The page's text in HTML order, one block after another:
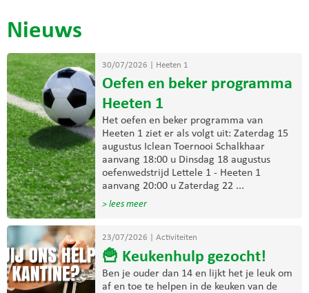
Nieuws
30/07/2026 Heeten 1
Oefen en beker programma
Heeten 1
Het oefen en beker programma van
Heeten 1 ziet er als volgt uit: Zaterdag 15
augustus Iclean Toernooi Schalkhaar
aanvang 18:00 u Dinsdag 18 augustus
oefenwedstrijd Lettele 1 - Heeten 1
aanvang 20:00 u Zaterdag 22 ...
> lees meer
23/07/2026 Activiteiten
🍟 Keukenhulp gezocht!
Ben je ouder dan 14 en lijkt het je leuk om
af en toe te helpen in de keuken van de